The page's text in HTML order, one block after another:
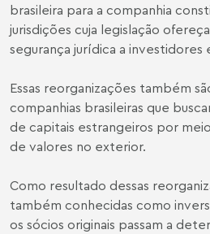
brasileira para a companhia
jurisdições cuja legislação
segurança jurídica a investidores
Essas reorganizações também
companhias brasileiras que
de capitais estrangeiros por
de valores no exterior.
Como resultado dessas
também conhecidas como
os sócios originais passam a